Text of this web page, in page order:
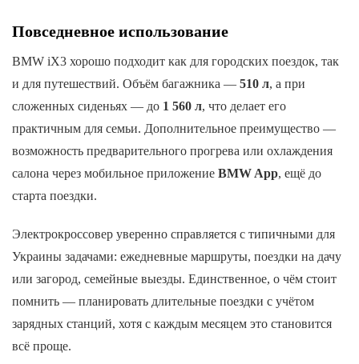
Повседневное использование
BMW iX3 хорошо подходит как для городских поездок, так
и для путешествий. Объём багажника — 510 л, а при
сложенных сиденьях — до 1 560 л, что делает его
практичным для семьи. Дополнительное преимущество —
возможность предварительного прогрева или охлаждения
салона через мобильное приложение BMW App, ещё до
старта поездки.
Электрокроссовер уверенно справляется с типичными для
Украины задачами: ежедневные маршруты, поездки на дачу
или загород, семейные выезды. Единственное, о чём стоит
помнить — планировать длительные поездки с учётом
зарядных станций, хотя с каждым месяцем это становится
всё проще.